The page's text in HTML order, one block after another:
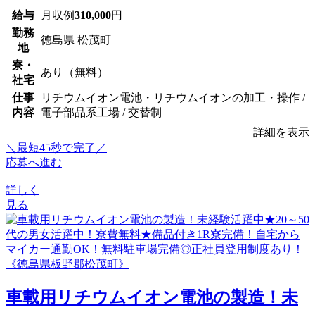
給与 月収例310,000円
勤務
地
徳島県 松茂町
寮・
社宅
あり（無料）
仕事
内容
リチウムイオン電池・リチウムイオンの加工・操作 /
電子部品系工場 / 交替制
詳細を表示
＼最短45秒で完了／
応募へ進む
詳しく
見る
車載用リチウムイオン電池の製造！未